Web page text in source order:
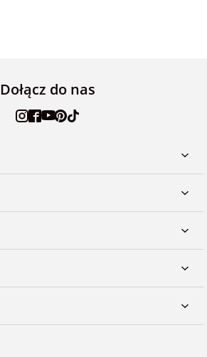
Dołącz do nas